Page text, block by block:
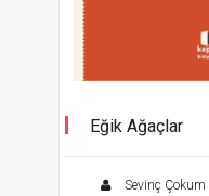
Eğik Ağaçlar
Sevinç Çokum